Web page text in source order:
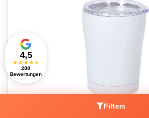
Filters
4,5
★★★★★
288
Bewertungen